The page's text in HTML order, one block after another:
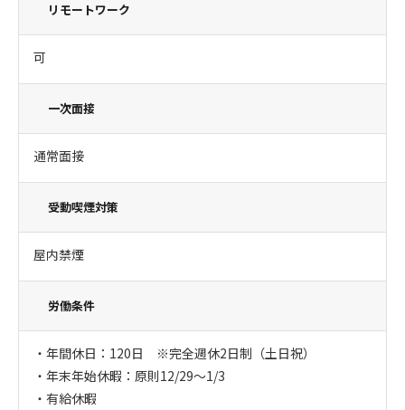
リモートワーク
可
一次面接
通常面接
受動喫煙対策
屋内禁煙
労働条件
・年間休日：120日 ※完全週休2日制（土日祝）
・年末年始休暇：原則12/29～1/3
・有給休暇